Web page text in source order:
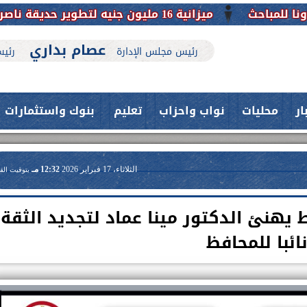
ميزانية 16 مليون جنيه لتطوير حديقة ناصر بأبوتيج.. نقلة حضارية تحافظ على تاريخها
رئيس مجلس الإدارة عصام بداري
محليات نواب واحزاب تعليم بنوك واستثمارات
الثلاثاء، 17 فبراير 2026 12:32 مـ بتوقيت
يهنئ الدكتور مينا عماد لتجديد الثقة
نائبا للمحافظ
العلاج الحر بمنفلوط بالتعاون مع هيئة
حدث بمستشفيات جامعة اسيوط....
فريق طبي بقسم الأنف والأذن